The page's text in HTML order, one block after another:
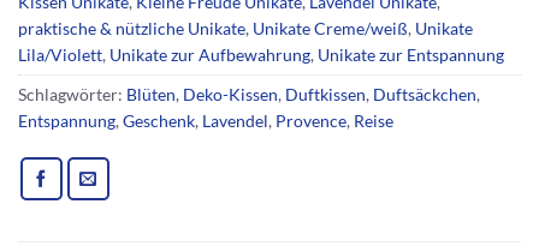
praktische & nützliche Unikate, Unikate Creme/weiß, Unikate
Lila/Violett, Unikate zur Aufbewahrung, Unikate zur Entspannung
Schlagwörter: Blüten, Deko-Kissen, Duftkissen, Duftsäckchen,
Entspannung,Geschenk, Lavendel, Provence, Reise